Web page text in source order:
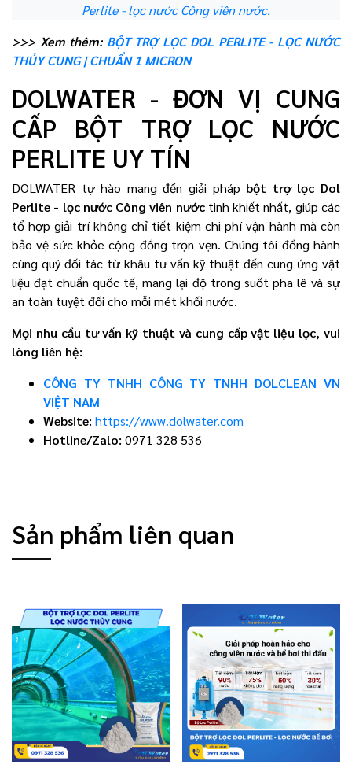
Perlite - lọc nước Công viên nước.
>>> Xem thêm: BỘT TRỢ LỌC DOL PERLITE - LỌC NƯỚC
THỦY CUNG | CHUẨN 1 MICRON
DOLWATER - ĐƠN VỊ CUNG
CẤP BỘT TRỢ LỌC NƯỚC
PERLITE UY TÍN
DOLWATER tự hào mang đến giải pháp bột trợ lọc Dol
Perlite - lọc nước Công viên nước tinh khiết nhất, giúp các
tổ hợp giải trí không chỉ tiết kiệm chi phí vận hành mà còn
bảo vệ sức khỏe cộng đồng trọn vẹn. Chúng tôi đồng hành
cùng quý đối tác từ khâu tư vấn kỹ thuật đến cung ứng vật
liệu đạt chuẩn quốc tế, mang lại độ trong suốt pha lê và sự
an toàn tuyệt đối cho mỗi mét khối nước.
Mọi nhu cầu tư vấn kỹ thuật và cung cấp vật liệu lọc, vui
lòng liên hệ:
CÔNG TY TNHH CÔNG TY TNHH DOLCLEAN VN
VIỆT NAM
Website: https://www.dolwater.com
Hotline/Zalo: 0971 328 536
Sản phẩm liên quan